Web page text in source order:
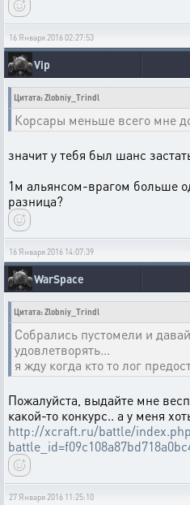
16 Января 2016 02:27:53
Vip
Цитата: Zlobniy_Trindl
Корсары меньше всего мне
значит у тебя был шанс
1м альянсом-врагом больше
разница?
16 Января 2016 14:07:39
WarSpace
Цитата: Zlobniy_Trindl
Собрались пустомели и
удовлетворять...
я жду когда кто то лог
Пожалуйста, выдайте мне
какой-то конкурс.. а у меня
http://xcraft.ru/battle/
27 Января 2016 11:25:10